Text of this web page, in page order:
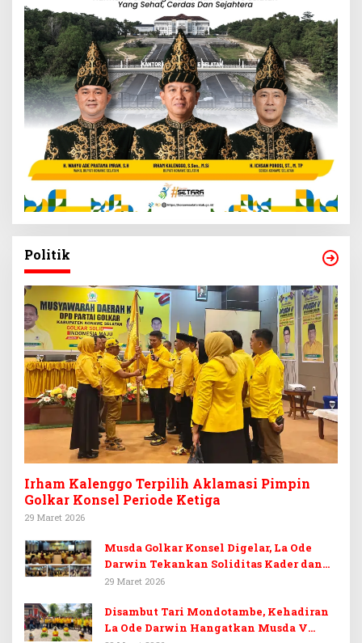
Politik
Irham Kalenggo Terpilih Aklamasi Pimpin
Golkar Konsel Periode Ketiga
29 Maret 2026
Musda Golkar Konsel Digelar, La Ode
Darwin Tekankan Soliditas Kader dan
Target 14 Kursi DPRD Konawe Selatan
29 Maret 2026
Disambut Tari Mondotambe, Kehadiran
La Ode Darwin Hangatkan Musda V